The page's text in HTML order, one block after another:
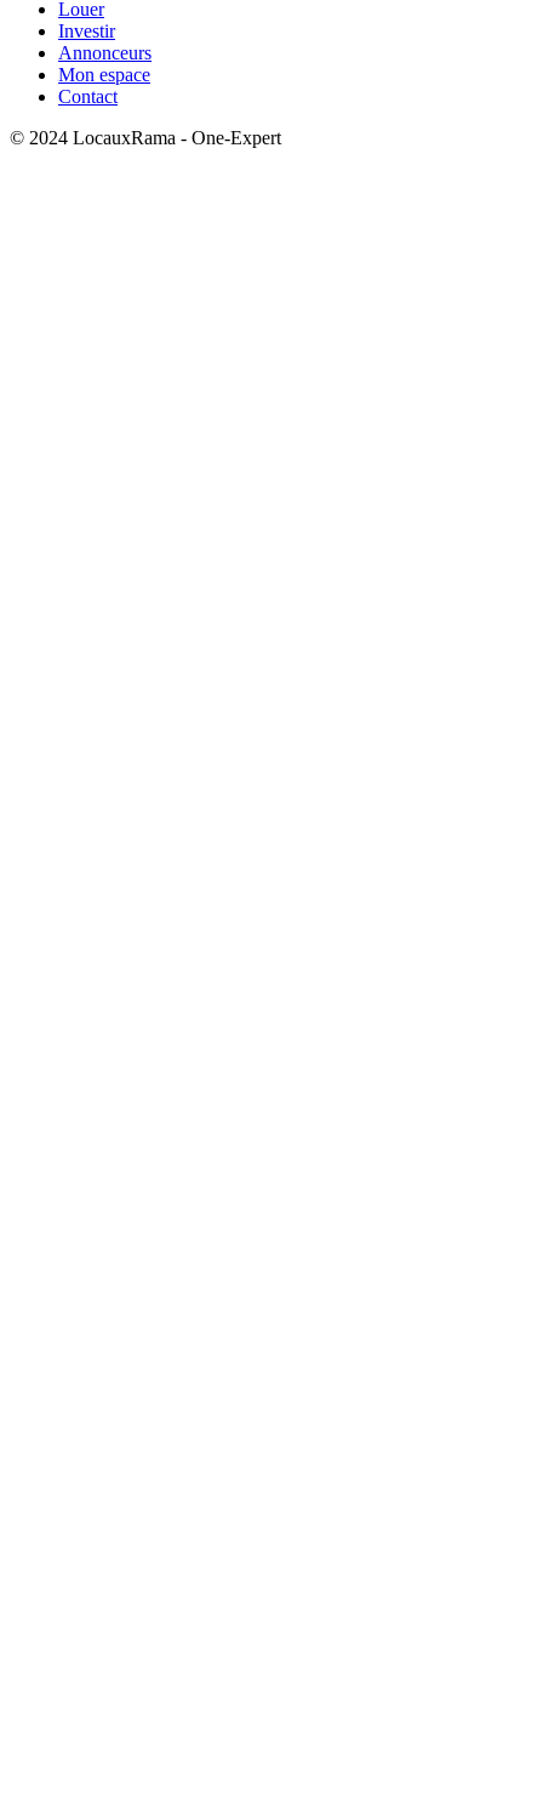
Louer
Investir
Annonceurs
Mon espace
Contact
© 2024 LocauxRama - One-Expert